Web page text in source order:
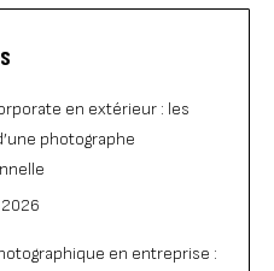
en extérieur : les
photographe
en entreprise :